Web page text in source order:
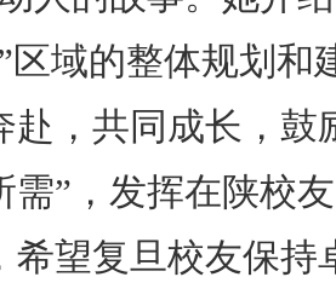
区域的整体规划
赴，共同成长，鼓
需”，发挥在陕校
希望复旦校友保